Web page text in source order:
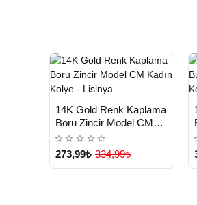
TESLİMAT
14K Gold Renk Kaplama
Boru Zincir Model CM
Kadın Kolye - Lisinya
273,99₺ 334,99₺